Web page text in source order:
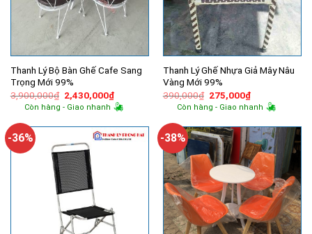
Thanh Lý Bộ Bàn Ghế Cafe Sang
Trọng Mới 99%
3,900,000₫ Giá
gốc
là:
2,430,000₫Giá
hiện
tại
2,430,000₫.
Còn hàng - Giao nhanh
Thanh Lý Ghế Nhựa Giả Mây Nâu
Vàng Mới 99%
390,000₫ Giá
gốc
là:
275,000₫Giá
hiện
tại
275,000₫.
Còn hàng - Giao nhanh
-36% -38%